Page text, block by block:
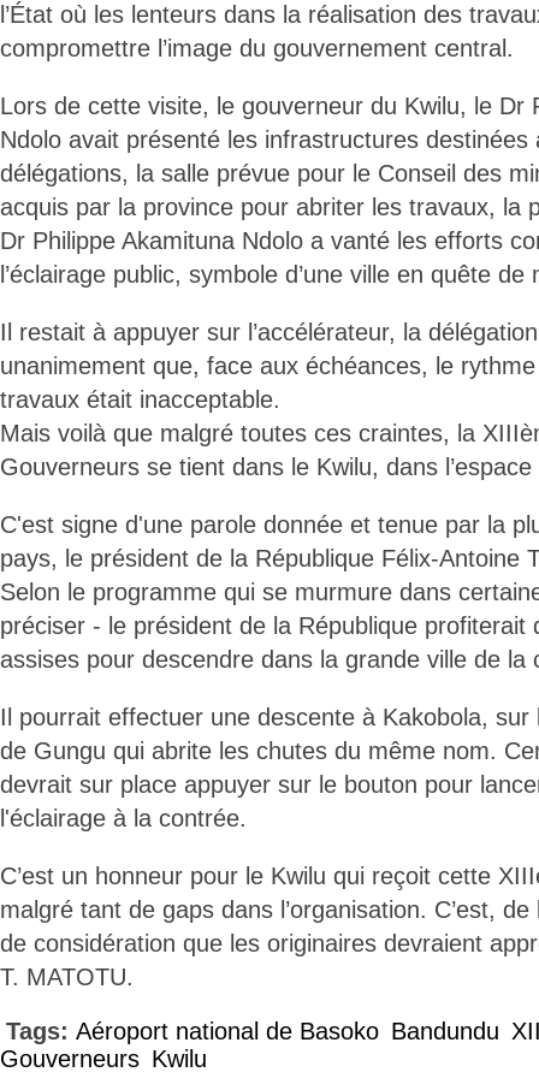
l’État où les lenteurs dans la réalisation des
compromettre l’image du gouvernement central.
Lors de cette visite, le gouverneur du Kwilu, le Dr
Ndolo avait présenté les infrastructures destinées
délégations, la salle prévue pour le Conseil des
acquis par la province pour abriter les travaux, la
Dr Philippe Akamituna Ndolo a vanté les efforts
l’éclairage public, symbole d’une ville en quête de
Il restait à appuyer sur l’accélérateur, la
unanimement que, face aux échéances, le
travaux était inacceptable.
Mais voilà que malgré toutes ces craintes, la
Gouverneurs se tient dans le Kwilu, dans
C'est signe d'une parole donnée et tenue par la
pays, le président de la République Félix-Antoine
Selon le programme qui se murmure dans
préciser - le président de la République profiterait
assises pour descendre dans la grande ville de la
Il pourrait effectuer une descente à Kakobola,
de Gungu qui abrite les chutes du même nom.
devrait sur place appuyer sur le bouton pour
l'éclairage à la contrée.
C’est un honneur pour le Kwilu qui reçoit cette
malgré tant de gaps dans l’organisation. C’est,
de considération que les originaires devraient
T. MATOTU.
Tags: Aéroport national de Basoko Bandundu
Gouverneurs Kwilu